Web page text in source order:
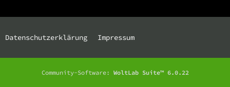
Datenschutzerklärung Impressum
Community-Software: WoltLab Suite™ 6.0.22